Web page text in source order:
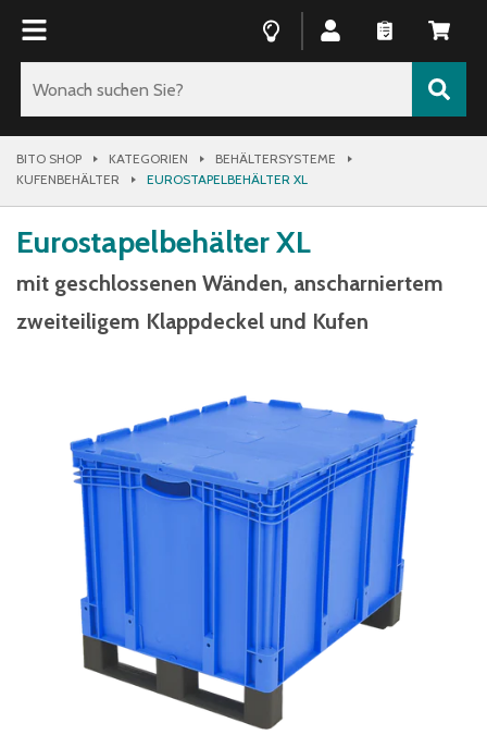
BITO SHOP KATEGORIEN
BEHÄLTERSYSTEME
KUFENBEHÄLTER
EUROSTAPELBEHÄLTER XL
Eurostapelbehälter XL
mit geschlossenen Wänden, anscharniertem
zweiteiligem Klappdeckel und Kufen